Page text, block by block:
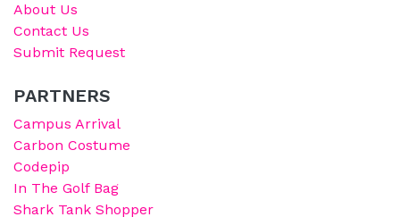
About Us
Contact Us
Submit Request
PARTNERS
Campus Arrival
Carbon Costume
Codepip
In The Golf Bag
Shark Tank Shopper